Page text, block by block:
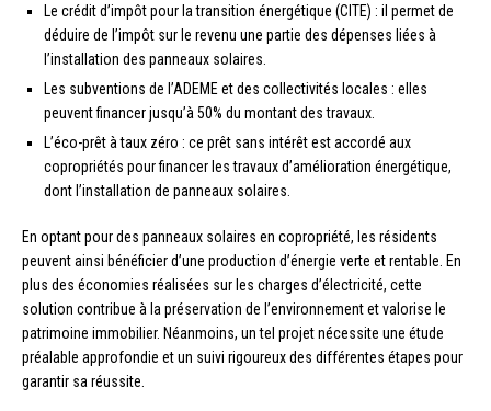
Le crédit d’impôt pour la transition énergétique (CITE) : il permet de
déduire de l’impôt sur le revenu une partie des dépenses liées à
l’installation des panneaux solaires.
Les subventions de l’ADEME et des collectivités locales : elles
peuvent financer jusqu’à 50% du montant des travaux.
L’éco-prêt à taux zéro : ce prêt sans intérêt est accordé aux
copropriétés pour financer les travaux d’amélioration énergétique,
dont l’installation de panneaux solaires.
En optant pour des panneaux solaires en copropriété, les résidents
peuvent ainsi bénéficier d’une production d’énergie verte et rentable. En
plus des économies réalisées sur les charges d’électricité, cette
solution contribue à la préservation de l’environnement et valorise le
patrimoine immobilier. Néanmoins, un tel projet nécessite une étude
préalable approfondie et un suivi rigoureux des différentes étapes pour
garantir sa réussite.